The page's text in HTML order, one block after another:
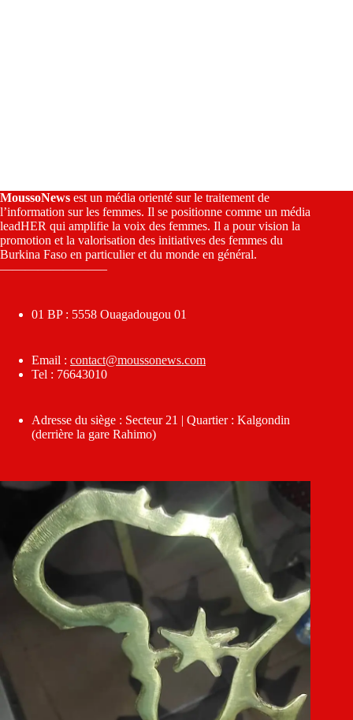
MoussoNews est un média orienté sur le traitement de
l’information sur les femmes. Il se positionne comme un média
leadHER qui amplifie la voix des femmes. Il a pour vision la
promotion et la valorisation des initiatives des femmes du
Burkina Faso en particulier et du monde en général.
————————–
01 BP : 5558 Ouagadougou 01
Email : contact@moussonews.com
Tel : 76643010
Adresse du siège : Secteur 21 | Quartier : Kalgondin
(derrière la gare Rahimo)